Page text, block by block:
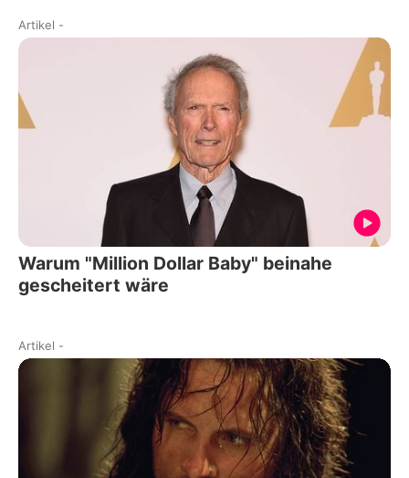
Artikel -
Warum "Million Dollar Baby" beinahe
gescheitert wäre
Artikel -